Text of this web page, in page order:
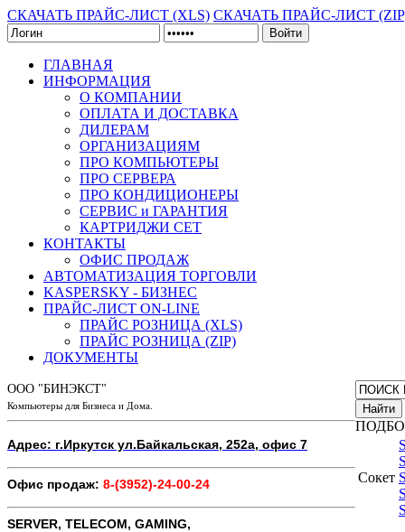
СКАЧАТЬ ПРАЙС-ЛИСТ (XLS) СКАЧАТЬ ПРАЙС-ЛИСТ
Войти
ГЛАВНАЯ
ИНФОРМАЦИЯ
О КОМПАНИИ
ОПЛАТА И ДОСТАВКА
ДИЛЕРАМ
ОРГАНИЗАЦИЯМ
ПРО КОМПЬЮТЕРЫ
ПРО СЕРВЕРА
ПРО КОНДИЦИОНЕРЫ
СЕРВИС и ГАРАНТИЯ
КАРТРИДЖИ CET
КОНТАКТЫ
ОФИС ПРОДАЖ
АВТОМАТИЗАЦИЯ ТОРГОВЛИ
KASPERSKY - БИЗНЕС
ПРАЙС-ЛИСТ ON-LINE
ПРАЙС РОЗНИЦА (XLS)
ПРАЙС РОЗНИЦА (ZIP)
ДОКУМЕНТЫ
ООО "БИНЭКСТ"
Компьютеры для Бизнеса и Дома.
Адрес: г.Иркутск ул.Байкальская, 252а, офис 7
Офис продаж: 8-(3952)-24-00-24
SERVER, TELECOM, GAMING,
Найти
Сокет